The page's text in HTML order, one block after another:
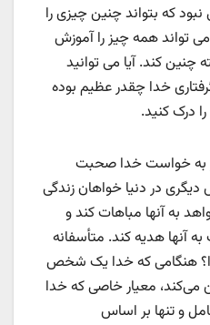
که بتواند چنین چیزی را
می تواند همه چیز را آموزش
چنین کند. آیا می توانید
خدا چقدر عظیم بوده
درک کنید.
به خواست خدا صحبت
در دنیا خواهان زندگی
به آنها مباهات کند و
آنها هدیه کند. متأسفانه
هنگامی که خدا یک شخص
می‌کند، معیار خاصی که خدا
و تنها بر اساس